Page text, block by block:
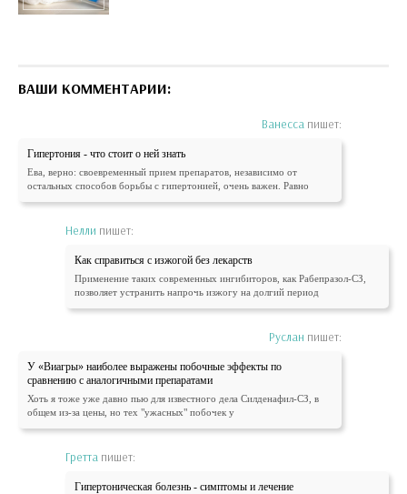
ВАШИ КОММЕНТАРИИ:
Ванесса пишет:
Гипертония - что стоит о ней знать
Ева, верно: своевременный прием препаратов, независимо от
остальных способов борьбы с гипертонией, очень важен. Равно
Нелли пишет:
Как справиться с изжогой без лекарств
Применение таких современных ингибиторов, как Рабепразол-СЗ,
позволяет устранить напрочь изжогу на долгий период
Руслан пишет:
У «Виагры» наиболее выражены побочные эффекты по
сравнению с аналогичными препаратами
Хоть я тоже уже давно пью для известного дела Силденафил-СЗ, в
общем из-за цены, но тех "ужасных" побочек у
Гретта пишет:
Гипертоническая болезнь - симптомы и лечение